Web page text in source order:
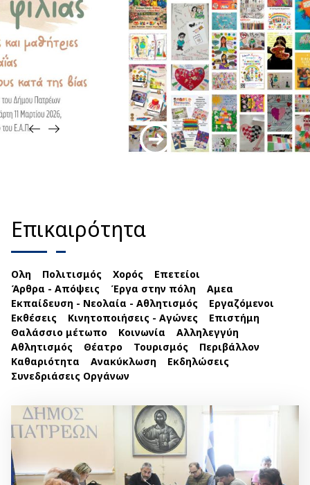
Επικαιρότητα
Ολη Πολιτισμός Χορός
Επετείοι
Άρθρα - Απόψεις
Έργα στην πόλη
Αμεα
Εκπαίδευση - Νεολαία - Αθλητισμός
Εργαζόμενοι
Εκθέσεις
Κινητοποιήσεις - Αγώνες
Επιστήμη
Θαλάσσιο μέτωπο
Κοινωνία
Αλληλεγγύη
Αθλητισμός
Θέατρο Τουρισμός
Περιβάλλον
Καθαριότητα
Ανακύκλωση
Εκδηλώσεις
Συνεδριάσεις Οργάνων